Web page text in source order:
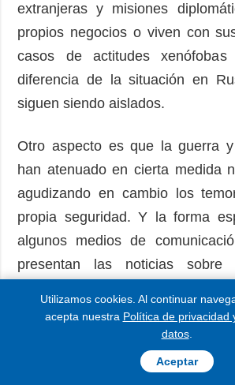
extranjeras y misiones
propios negocios o viven con
casos de actitudes
diferencia de la situación en
siguen siendo aislados.
Otro aspecto es que la guerra
han atenuado en cierta medida
agudizando en cambio los
propia seguridad. Y la forma
algunos medios de
presentan las noticias
extranjeros —no como una
ni como una ayuda para
como una amenaza potencial de
de “africanización”— no hace
Utilizamos cookies. Al continuar
acepta nuestra Política de privacidad
datos.
Aceptar